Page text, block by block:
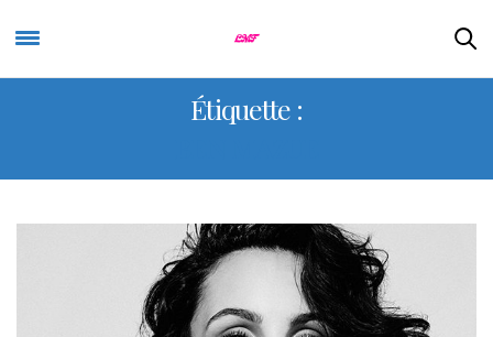
Étiquette :